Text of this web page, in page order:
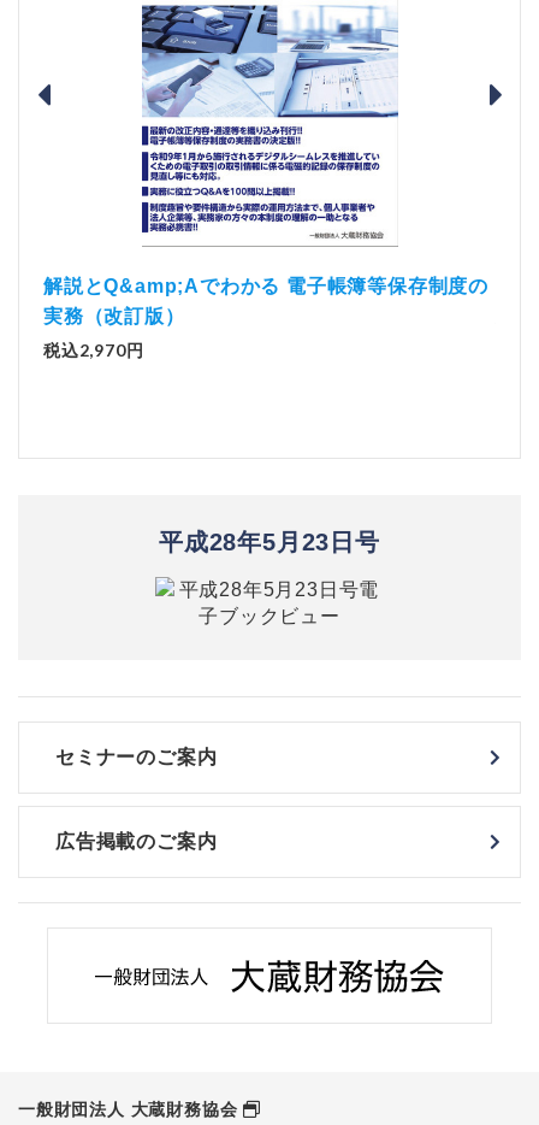
解説とQ&amp;Aでわかる 電子帳簿等保存制度の
実務（改訂版）
税込2,970円
平成28年5月23日号
セミナーのご案内
広告掲載のご案内
一般財団法人 大蔵財務協会